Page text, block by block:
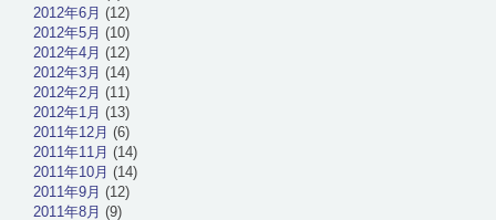
2012年6月 (12)
2012年5月 (10)
2012年4月 (12)
2012年3月 (14)
2012年2月 (11)
2012年1月 (13)
2011年12月 (6)
2011年11月 (14)
2011年10月 (14)
2011年9月 (12)
2011年8月 (9)